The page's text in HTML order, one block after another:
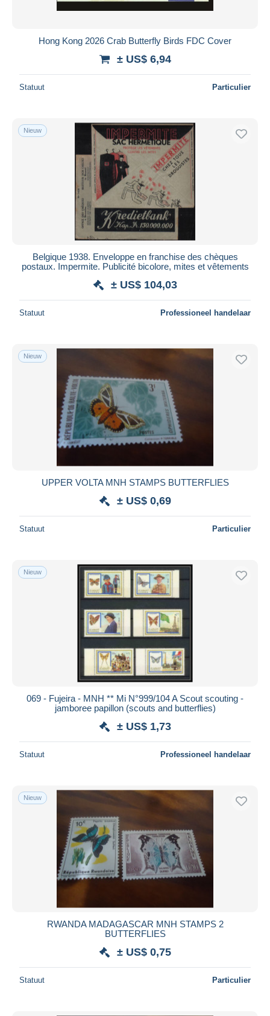
Hong Kong 2026 Crab Butterfly Birds FDC Cover
± US$ 6,94
Statuut Particulier
Nieuw
Belgique 1938. Enveloppe en franchise des chèques
postaux. Impermite. Publicité bicolore, mites et vêtements
± US$ 104,03
Statuut Professioneel handelaar
Nieuw
UPPER VOLTA MNH STAMPS BUTTERFLIES
± US$ 0,69
Statuut Particulier
Nieuw
069 - Fujeira - MNH ** Mi N°999/104 A Scout scouting -
jamboree papillon (scouts and butterflies)
± US$ 1,73
Statuut Professioneel handelaar
Nieuw
RWANDA MADAGASCAR MNH STAMPS 2
BUTTERFLIES
± US$ 0,75
Statuut Particulier